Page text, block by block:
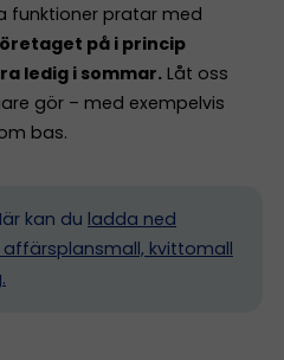
funktioner pratar med
på i princip
ledig i sommar. Låt oss
gör – med exempelvis
bas.
kan du ladda ned
kvittomall